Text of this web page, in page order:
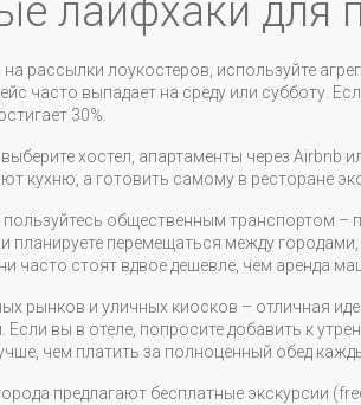
лайфхаки для
рассылки лоукостеров, используйте
часто выпадает на среду или субботу.
30%.
хостел, апартаменты через Airbnb
кухню, а готовить самому в ресторане
пользуйтесь общественным транспортом –
планируете перемещаться между
часто стоят вдвое дешевле, чем аренда
рынков и уличных киосков – отличная
Если вы в отеле, попросите добавить к
чем платить за полноценный обед
предлагают бесплатные экскурсии